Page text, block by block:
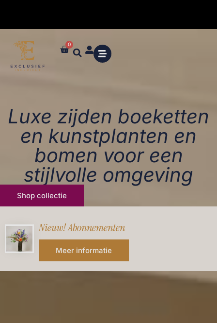
✓ Maatwerk styling en advies in de winkel
0
Luxe zijden boeketten
en kunstplanten en
bomen voor een
stijlvolle omgeving
Shop collectie
Nieuw! Abonnementen
Meer informatie